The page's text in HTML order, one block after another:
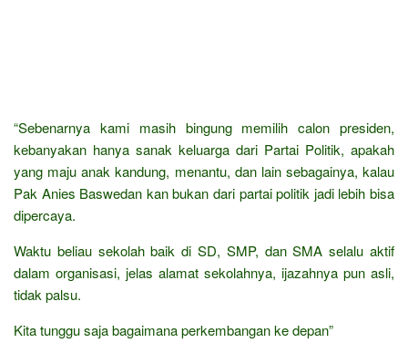
“Sebenarnya kami masih bingung memilih calon presiden,
kebanyakan hanya sanak keluarga dari Partai Politik, apakah
yang maju anak kandung, menantu, dan lain sebagainya, kalau
Pak Anies Baswedan kan bukan dari partai politik jadi lebih bisa
dipercaya.
Waktu beliau sekolah baik di SD, SMP, dan SMA selalu aktif
dalam organisasi, jelas alamat sekolahnya, ijazahnya pun asli,
tidak palsu.
Kita tunggu saja bagaimana perkembangan ke depan”